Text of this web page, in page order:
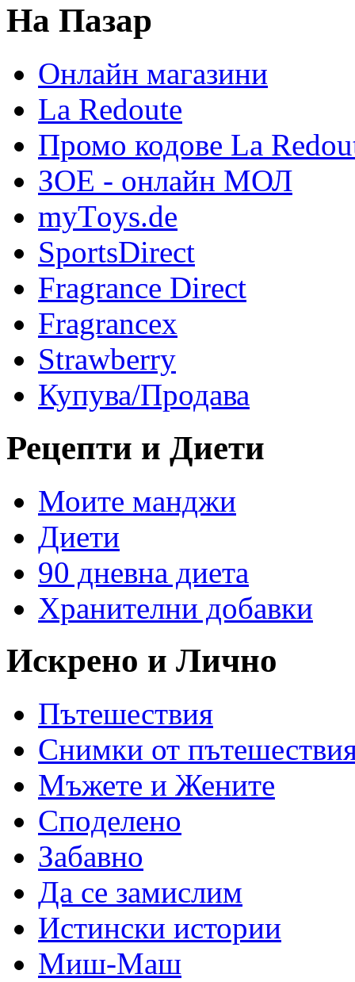
На Пазар
Онлайн магазини
La Redoute
Промо кодове La
ЗОЕ - онлайн МОЛ
myТoys.de
SportsDirect
Fragrance Direct
Fragrancex
Strawberry
Купува/Продава
Рецепти и Диети
Моите манджи
Диети
90 дневна диета
Хранителни добавки
Искрено и Лично
Пътешествия
Снимки от
Мъжете и Жените
Спoделено
Забавно
Да се замислим
Истински истории
Миш-Маш